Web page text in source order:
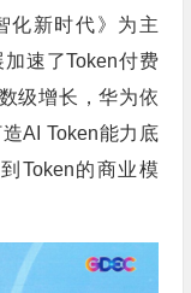
化新时代》为主
速了Token付费
级增长，华为依
AI Token能力底
Token的商业模